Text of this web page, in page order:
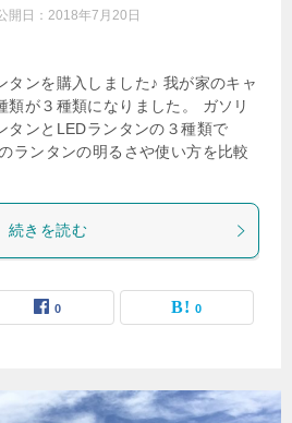
開日： 2018年7月20日
タンを購入しました♪ 我が家のキャ
類が３種類になりました。 ガソリ
タンとLEDランタンの３種類で
ランタンの明るさや使い方を比較
続きを読む
0 0